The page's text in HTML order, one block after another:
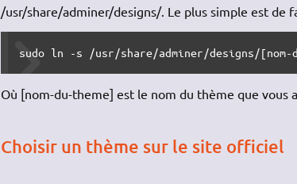
/usr/share/adminer/designs/. Le plus simple est de
sudo ln -s /usr/share/adminer/designs/[nom-
Où [nom-du-theme] est le nom du thème que vous
Choisir un thème sur le site officiel